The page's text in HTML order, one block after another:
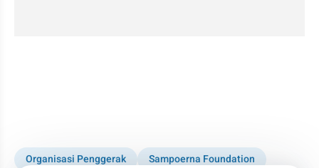
Organisasi Penggerak Sampoerna Foundation